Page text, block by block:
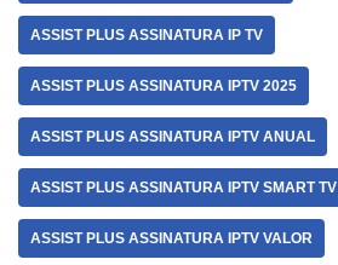
ASSIST PLUS ASSINATURA IP TV
ASSIST PLUS ASSINATURA IPTV 2025
ASSIST PLUS ASSINATURA IPTV ANUAL
ASSIST PLUS ASSINATURA IPTV SMART TV
ASSIST PLUS ASSINATURA IPTV VALOR